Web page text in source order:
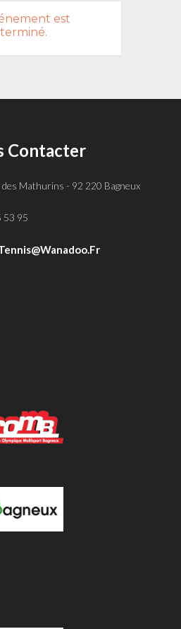
est
terminé.
Contacter
des Mathurins - 92 220 Bagneux
53 95